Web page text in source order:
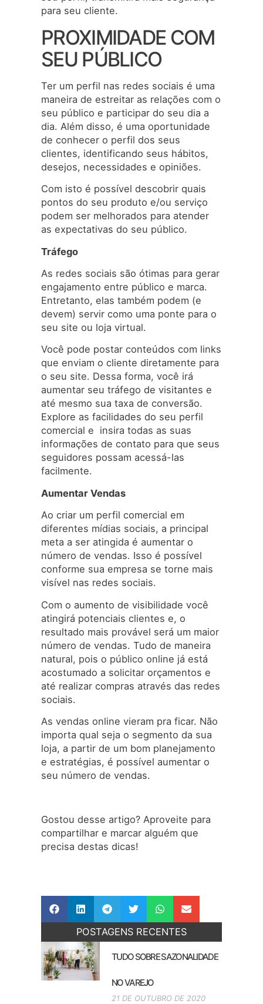
para seu cliente.
PROXIMIDADE COM
SEU PÚBLICO
Ter um perfil nas redes sociais é uma
maneira de estreitar as relações com o
seu público e participar do seu dia a
dia. Além disso, é uma oportunidade
de conhecer o perfil dos seus
clientes, identificando seus hábitos,
desejos, necessidades e opiniões.
Com isto é possível descobrir quais
pontos do seu produto e/ou serviço
podem ser melhorados para atender
as expectativas do seu público.
Tráfego
As redes sociais são ótimas para gerar
engajamento entre público e marca.
Entretanto, elas também podem (e
devem) servir como uma ponte para o
seu site ou loja virtual.
Você pode postar conteúdos com links
que enviam o cliente diretamente para
o seu site. Dessa forma, você irá
aumentar seu tráfego de visitantes e
até mesmo sua taxa de conversão.
Explore as facilidades do seu perfil
comercial e insira todas as suas
informações de contato para que seus
seguidores possam acessá-las
facilmente.
Aumentar Vendas
Ao criar um perfil comercial em
diferentes mídias sociais, a principal
meta a ser atingida é aumentar o
número de vendas. Isso é possível
conforme sua empresa se torne mais
visível nas redes sociais.
Com o aumento de visibilidade você
atingirá potenciais clientes e, o
resultado mais provável será um maior
número de vendas. Tudo de maneira
natural, pois o público online já está
acostumado a solicitar orçamentos e
até realizar compras através das redes
sociais.
As vendas online vieram pra ficar. Não
importa qual seja o segmento da sua
loja, a partir de um bom planejamento
e estratégias, é possível aumentar o
seu número de vendas.
Gostou desse artigo? Aproveite para
compartilhar e marcar alguém que
precisa destas dicas!
POSTAGENS RECENTES
TUDO SOBRE SAZONALIDADE
NO VAREJO
21 DE OUTUBRO DE 2020